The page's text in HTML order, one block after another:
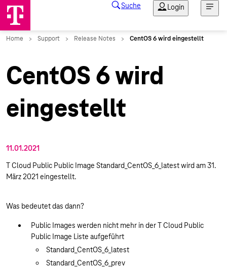
CentOS 6 wird
eingestellt
11.01.2021
T Cloud Public Public Image Standard_CentOS_6_latest wird am 31.
März 2021 eingestellt.
Was bedeutet das dann?
Public Images werden nicht mehr in der T Cloud Public
Public Image Liste aufgeführt
Standard_CentOS_6_latest
Standard_CentOS_6_prev